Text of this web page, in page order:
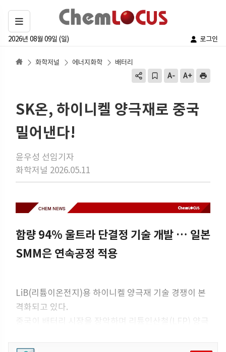
2026년 08월 09일 (일) 로그인
화학저널 에너지화학 배터리
SK온, 하이니켈 양극재로 중국
밀어낸다!
윤우성 선임기자
화학저널 2026.05.11
함량 94% 울트라 단결정 기술 개발 … 일본
SMM은 연속공정 적용
LiB(리튬이온전지)용 하이니켈 양극재 기술 경쟁이 본
격화되고 있다.
중국이 배터리 시장을 장악하며 리튬인산철(LFP) 양극
여가는 가운데 한국, 일본은 니켈 함량을 높인 하이니켈